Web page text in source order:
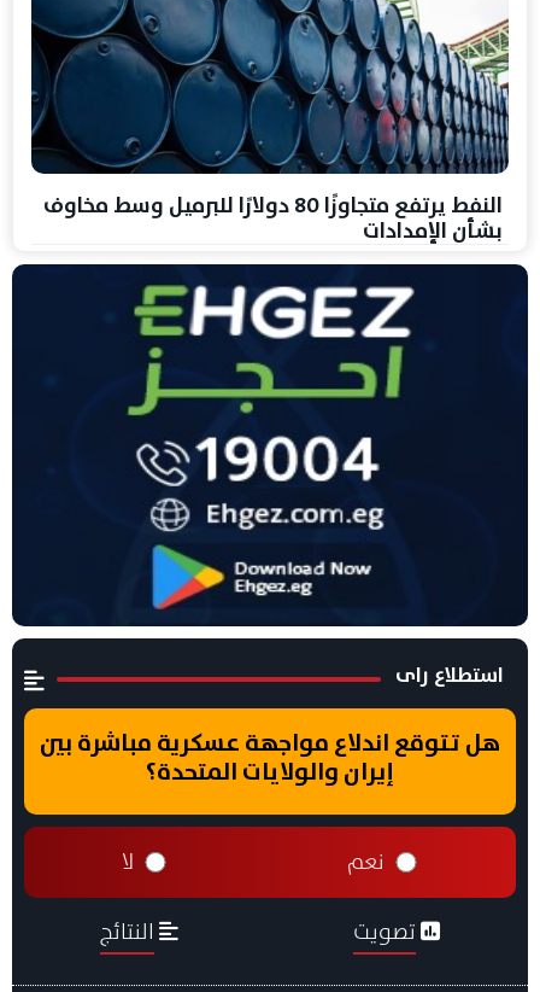
النفط يرتفع متجاوزًا 80 دولارًا للبرميل وسط مخاوف
بشأن الإمدادات
استطلاع راى
هل تتوقع اندلاع مواجهة عسكرية مباشرة بين
إيران والولايات المتحدة؟
نعم لا
تصويت النتائج